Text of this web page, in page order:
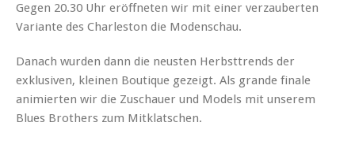
Gegen 20.30 Uhr eröffneten wir mit einer verzauberten
Variante des Charleston die Modenschau.
Danach wurden dann die neusten Herbsttrends der
exklusiven, kleinen Boutique gezeigt. Als grande finale
animierten wir die Zuschauer und Models mit unserem
Blues Brothers zum Mitklatschen.